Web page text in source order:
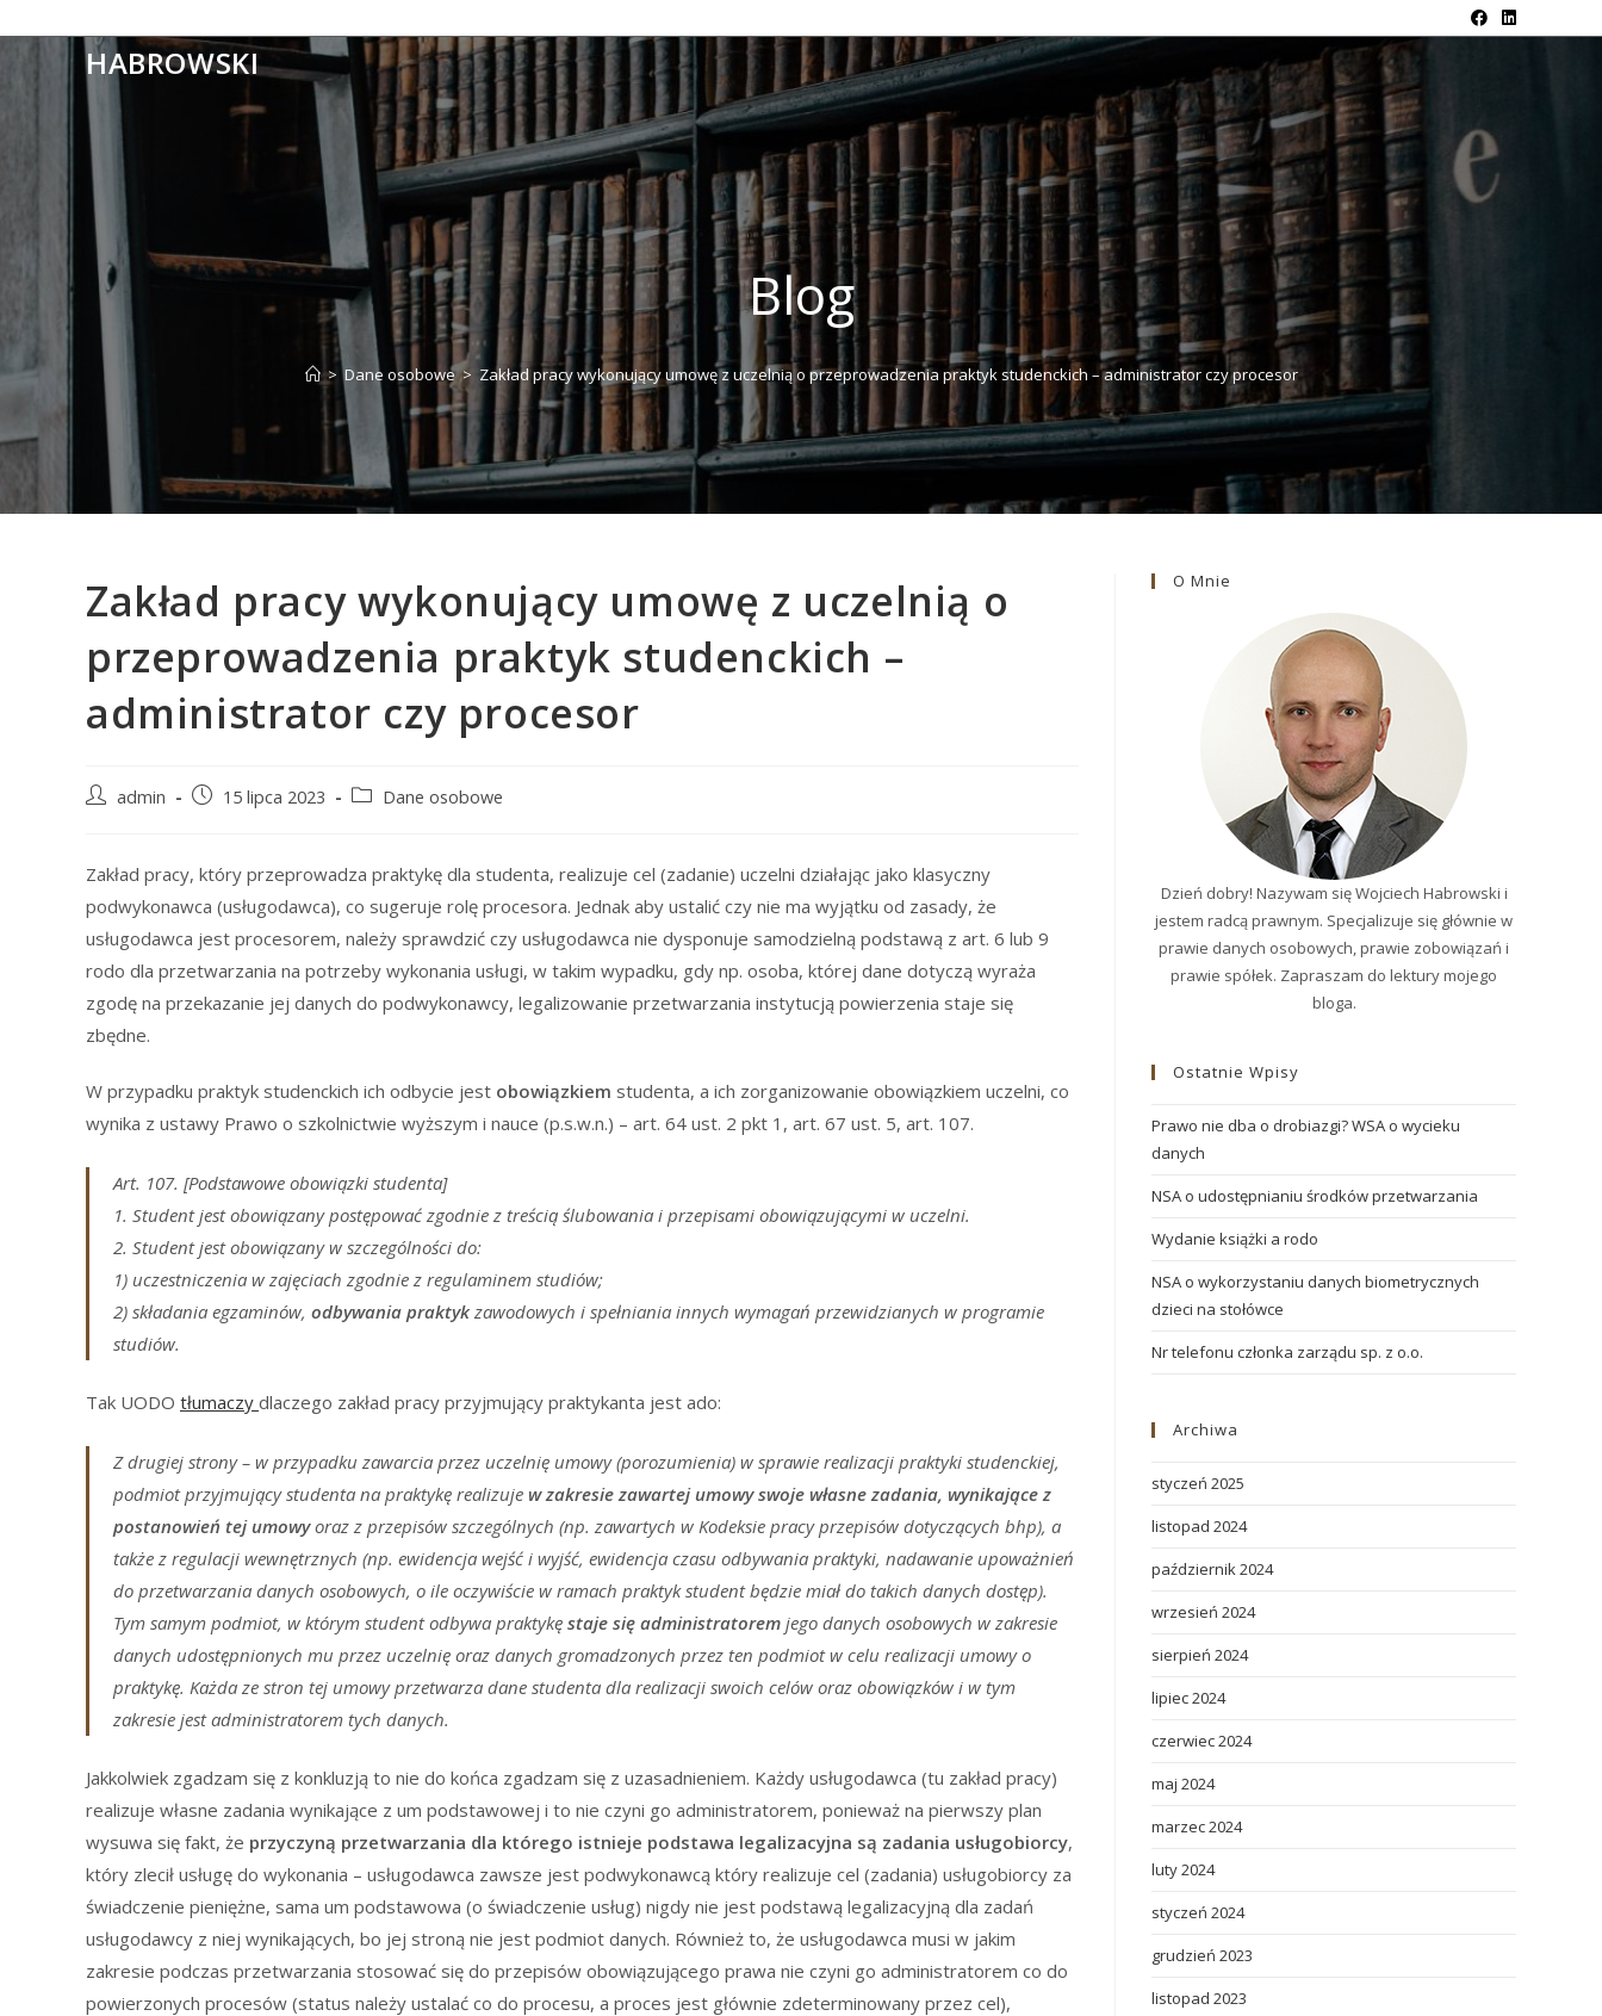
to
HABROWSKI
Blog
> Dane osobowe > Zakład pracy wykonujący umowę z uczelnią o przeprowadzenia praktyk studenckich – administrator czy procesor
Zakład pracy wykonujący umowę z uczelnią o
przeprowadzenia praktyk studenckich –
administrator czy procesor
Postadmin
Post15 lipca 2023
PostDane osobowe
Zakład pracy, który przeprowadza praktykę dla studenta, realizuje cel (zadanie) uczelni działając jako klasyczny
podwykonawca (usługodawca), co sugeruje rolę procesora. Jednak aby ustalić czy nie ma wyjątku od zasady, że
usługodawca jest procesorem, należy sprawdzić czy usługodawca nie dysponuje samodzielną podstawą z art. 6 lub 9
rodo dla przetwarzania na potrzeby wykonania usługi, w takim wypadku, gdy np. osoba, której dane dotyczą wyraża
zgodę na przekazanie jej danych do podwykonawcy, legalizowanie przetwarzania instytucją powierzenia staje się
zbędne.
W przypadku praktyk studenckich ich odbycie jest obowiązkiem studenta, a ich zorganizowanie obowiązkiem uczelni, co
wynika z ustawy Prawo o szkolnictwie wyższym i nauce (p.s.w.n.) – art. 64 ust. 2 pkt 1, art. 67 ust. 5, art. 107.
Art. 107. [Podstawowe obowiązki studenta]
1. Student jest obowiązany postępować zgodnie z treścią ślubowania i przepisami obowiązującymi w uczelni.
2. Student jest obowiązany w szczególności do:
1) uczestniczenia w zajęciach zgodnie z regulaminem studiów;
2) składania egzaminów, odbywania praktykzawodowych i spełniania innych wymagań przewidzianych w programie
studiów.
Tak UODO tłumaczy dlaczego zakład pracy przyjmujący praktykanta jest ado:
Z drugiej strony – w przypadku zawarcia przez uczelnię umowy (porozumienia) w sprawie realizacji praktyki studenckiej,
podmiot przyjmujący studenta na praktykę realizuje w zakresie zawartej umowy swoje własne zadania, wynikające z
postanowień tej umowyoraz z przepisów szczególnych (np. zawartych w Kodeksie pracy przepisów dotyczących bhp), a
także z regulacji wewnętrznych (np. ewidencja wejść i wyjść, ewidencja czasu odbywania praktyki, nadawanie upoważnień
do przetwarzania danych osobowych, o ile oczywiście w ramach praktyk student będzie miał do takich danych dostęp).
Tym samym podmiot, w którym student odbywa praktykę staje się administratorem jego danych osobowych w zakresie
danych udostępnionych mu przez uczelnię oraz danych gromadzonych przez ten podmiot w celu realizacji umowy o
praktykę. Każda ze stron tej umowy przetwarza dane studenta dla realizacji swoich celów oraz obowiązków i w tym
zakresie jest administratorem tych danych.
Jakkolwiek zgadzam się z konkluzją to nie do końca zgadzam się z uzasadnieniem. Każdy usługodawca (tu zakład pracy)
realizuje własne zadania wynikające z um podstawowej i to nie czyni go administratorem, ponieważ na pierwszy plan
wysuwa się fakt, że przyczyną przetwarzania dla którego istnieje podstawa legalizacyjna są zadania usługobiorcy,
który zlecił usługę do wykonania – usługodawca zawsze jest podwykonawcą który realizuje cel (zadania) usługobiorcy za
świadczenie pieniężne, sama um podstawowa (o świadczenie usług) nigdy nie jest podstawą legalizacyjną dla zadań
usługodawcy z niej wynikających, bo jej stroną nie jest podmiot danych. Również to, że usługodawca musi w jakim
zakresie podczas przetwarzania stosować się do przepisów obowiązującego prawa nie czyni go administratorem co do
powierzonych procesów (status należy ustalać co do procesu, a proces jest głównie zdeterminowany przez cel),
O Mnie
Dzień dobry! Nazywam się Wojciech Habrowski i
jestem radcą prawnym. Specjalizuje się głównie w
prawie danych osobowych, prawie zobowiązań i
prawie spółek. Zapraszam do lektury mojego
bloga.
Ostatnie Wpisy
Prawo nie dba o drobiazgi? WSA o wycieku
danych
NSA o udostępnianiu środków przetwarzania
Wydanie książki a rodo
NSA o wykorzystaniu danych biometrycznych
dzieci na stołówce
Nr telefonu członka zarządu sp. z o.o.
Archiwa
styczeń 2025
listopad 2024
październik 2024
wrzesień 2024
sierpień 2024
lipiec 2024
czerwiec 2024
maj 2024
marzec 2024
luty 2024
styczeń 2024
grudzień 2023
listopad 2023